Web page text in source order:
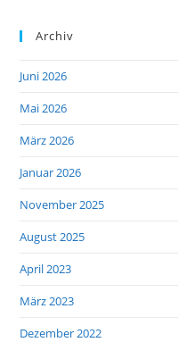
Archiv
Juni 2026
Mai 2026
März 2026
Januar 2026
November 2025
August 2025
April 2023
März 2023
Dezember 2022